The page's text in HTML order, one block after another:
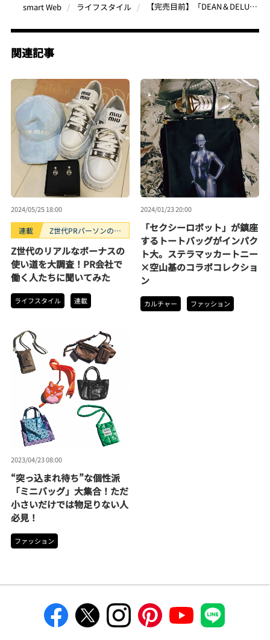
smart Web ライフスタイル 【完売目前】「DEAN＆DELUCA」ロゴトートはシンプルおしゃれ！保冷機能付きで夏に大活躍します
関連記事
2024/05/25 18:00
連載
Z世代PRパーソンのキ
Z世代のリアルなボーナスの
使い道を大調査！PR会社で
働く人たちに聞いてみた
ライフスタイル 連載
2024/01/23 20:00
「セクシーロボット」が鎮座
するトートバッグがインパク
ト大。ステラマッカートニー
×空山基のコラボコレクショ
ン
カルチャー ファッション
2023/04/23 08:00
“突っ込まれ待ち”な個性派
「ミニバッグ」大集合！ただ
小さいだけでは物足りない人
必見！
ファッション